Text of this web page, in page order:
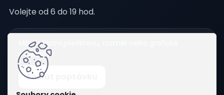
Volejte od 6 do 19 hod.
Máte vlastní představu, rozměr nebo grafické
podklady?
Poslat poptávku